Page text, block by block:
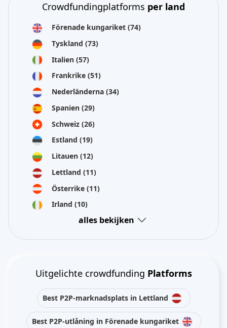
Crowdfundingplatforms per land
Förenade kungariket (74)
Tyskland (73)
Italien (57)
Frankrike (51)
Nederländerna (34)
Spanien (29)
Schweiz (26)
Estland (19)
Litauen (12)
Lettland (11)
Österrike (11)
Irland (10)
alles bekijken
Uitgelichte crowdfunding Platforms
Best P2P-marknadsplats in Lettland
Best P2P-utlåning in Förenade kungariket